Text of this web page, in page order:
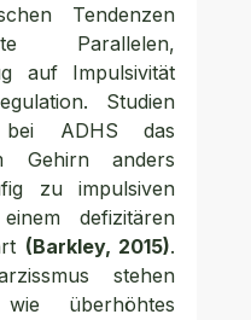
Tendenzen
Parallelen,
auf Impulsivität
Studien
ADHS das
Gehirn anders
zu impulsiven
defizitären
(Barkley, 2015).
stehen
überhöhtes